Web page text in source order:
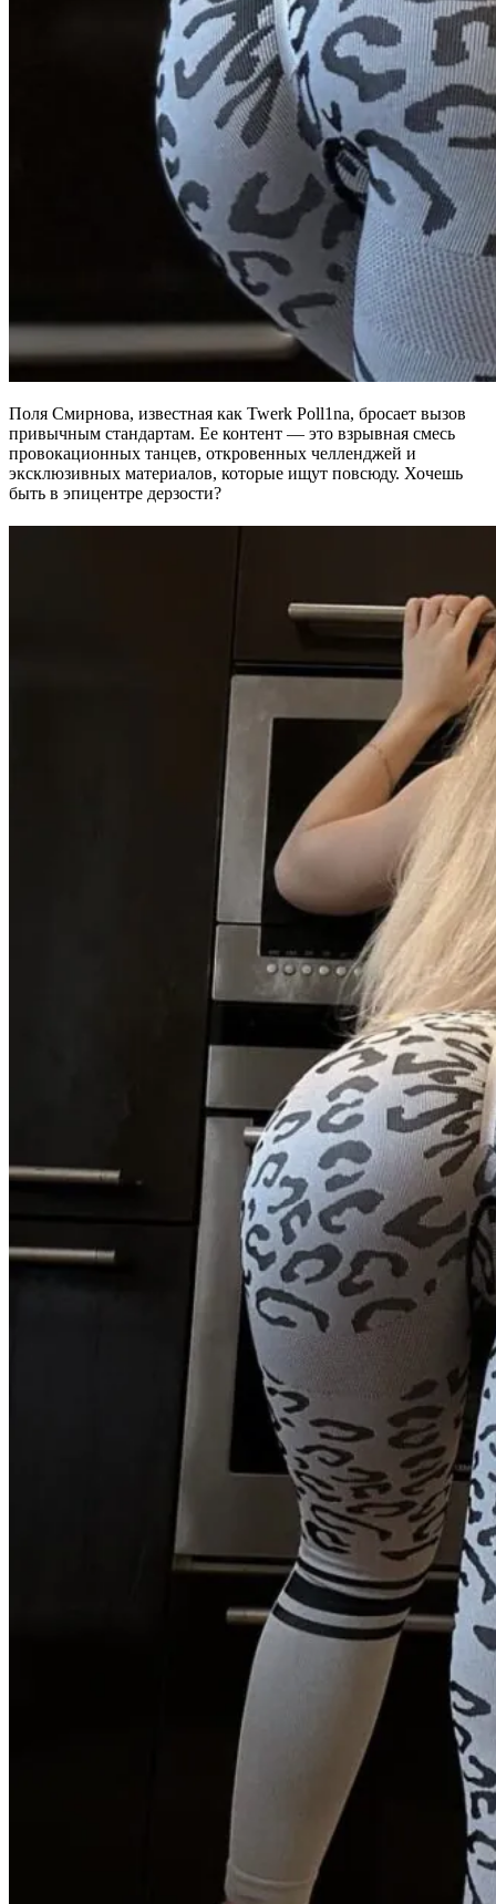
Поля Смирнова, известная как Twerk Poll1na, бросает вызов
привычным стандартам. Ее контент — это взрывная смесь
провокационных танцев, откровенных челленджей и
эксклюзивных материалов, которые ищут повсюду. Хочешь
быть в эпицентре дерзости?